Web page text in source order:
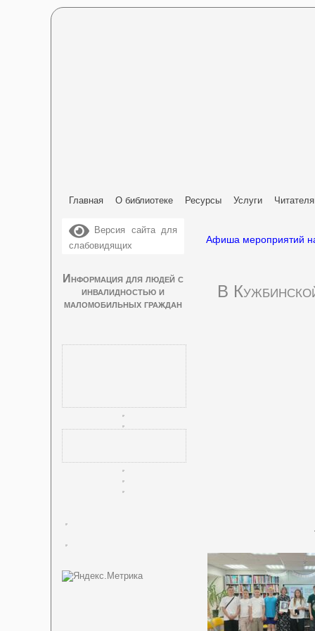
Главная О библиотеке Ресурсы Услуги
Версия сайта для
слабовидящих
Информация для людей с
инвалидностью и
маломобильных граждан
Афиша мероприятий
В